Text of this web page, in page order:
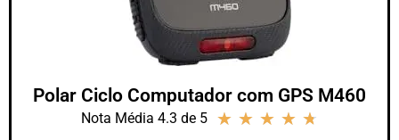
Polar Ciclo Computador com GPS M460
Nota Média 4.3 de 5 ★ ★ ★ ★ ★